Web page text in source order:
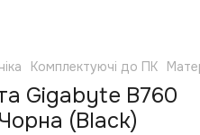
Комплектуючі до ПК
Gigabyte B760
(Black)